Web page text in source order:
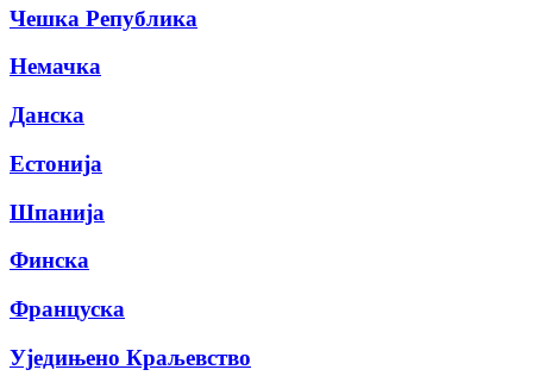
Чешка Република
Немачка
Данска
Естонија
Шпанија
Финска
Француска
Уједињено Краљевство